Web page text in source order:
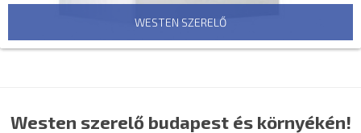
WESTEN SZERELŐ
Westen szerelő budapest és környékén!